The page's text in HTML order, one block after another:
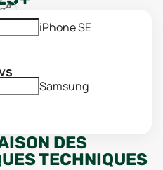
iPhone SE
Samsung
DES
TECHNIQUES